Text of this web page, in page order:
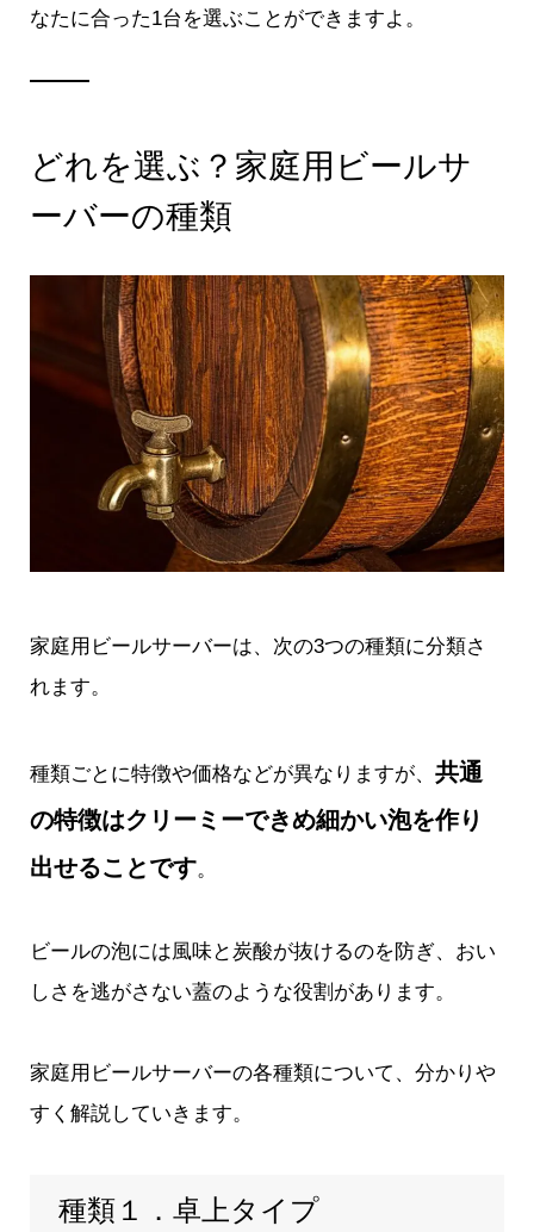
なたに合った1台を選ぶことができますよ。
どれを選ぶ？家庭用ビールサ
ーバーの種類
家庭用ビールサーバーは、次の3つの種類に分類さ
れます。
種類ごとに特徴や価格などが異なりますが、 共通
の特徴はクリーミーできめ細かい泡を作り
出せることです。
ビールの泡には風味と炭酸が抜けるのを防ぎ、おい
しさを逃がさない蓋のような役割があります。
家庭用ビールサーバーの各種類について、分かりや
すく解説していきます。
種類１．卓上タイプ